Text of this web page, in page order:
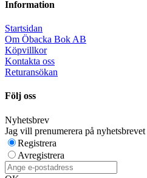
Information
Startsidan
Om Öbacka Bok AB
Köpvillkor
Kontakta oss
Returansökan
Följ oss
Nyhetsbrev
Jag vill prenumerera på nyhetsbrevet
Registrera
Avregistrera